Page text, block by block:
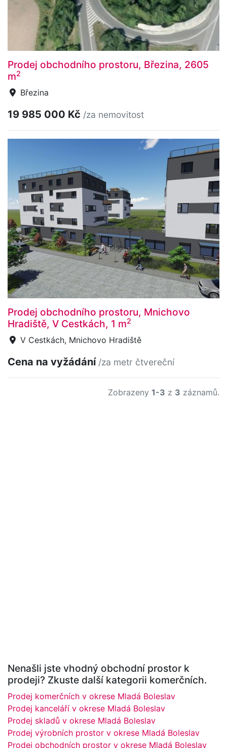
Prodej obchodního prostoru, Březina, 2605
m2
Březina
19 985 000 Kč /za nemovitost
Prodej obchodního prostoru, Mnichovo
Hradiště, V Cestkách, 1 m2
V Cestkách, Mnichovo Hradiště
Cena na vyžádání /za metr čtvereční
Zobrazeny 1-3 z 3 záznamů.
Nenašli jste vhodný obchodní prostor k
prodeji? Zkuste další kategorii komerčních.
Prodej komerčních v okrese Mladá Boleslav
Prodej kanceláří v okrese Mladá Boleslav
Prodej skladů v okrese Mladá Boleslav
Prodej výrobních prostor v okrese Mladá Boleslav
Prodej obchodních prostor v okrese Mladá Boleslav